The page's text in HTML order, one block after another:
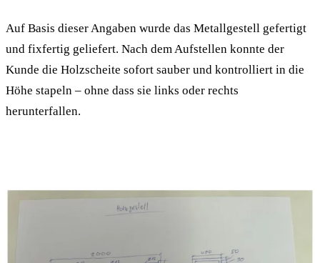
Auf Basis dieser Angaben wurde das Metallgestell gefertigt
und fixfertig geliefert. Nach dem Aufstellen konnte der
Kunde die Holzscheite sofort sauber und kontrolliert in die
Höhe stapeln – ohne dass sie links oder rechts
herunterfallen.